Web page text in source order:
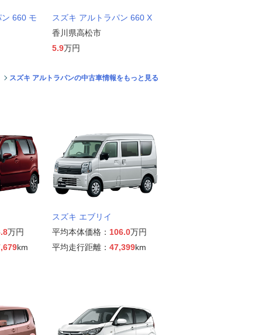
660 モ
スズキ アルトラパン 660 X
香川県高松市
5.9万円
スズキ アルトラパンの中古車情報をもっと見る
万円
km
スズキ エブリイ
平均本体価格： 106.0万円
平均走行距離： 47,399km